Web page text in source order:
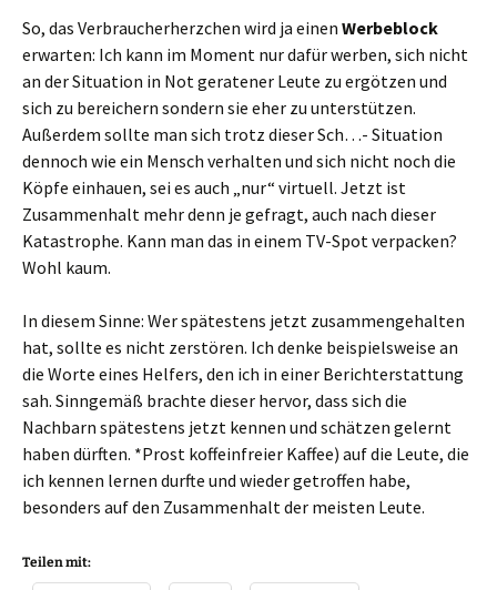
So, das Verbraucherherzchen wird ja einen Werbeblock
erwarten: Ich kann im Moment nur dafür werben, sich nicht
an der Situation in Not geratener Leute zu ergötzen und
sich zu bereichern sondern sie eher zu unterstützen.
Außerdem sollte man sich trotz dieser Sch…- Situation
dennoch wie ein Mensch verhalten und sich nicht noch die
Köpfe einhauen, sei es auch „nur“ virtuell. Jetzt ist
Zusammenhalt mehr denn je gefragt, auch nach dieser
Katastrophe. Kann man das in einem TV-Spot verpacken?
Wohl kaum.
In diesem Sinne: Wer spätestens jetzt zusammengehalten
hat, sollte es nicht zerstören. Ich denke beispielsweise an
die Worte eines Helfers, den ich in einer Berichterstattung
sah. Sinngemäß brachte dieser hervor, dass sich die
Nachbarn spätestens jetzt kennen und schätzen gelernt
haben dürften. *Prost koffeinfreier Kaffee) auf die Leute, die
ich kennen lernen durfte und wieder getroffen habe,
besonders auf den Zusammenhalt der meisten Leute.
Teilen mit: